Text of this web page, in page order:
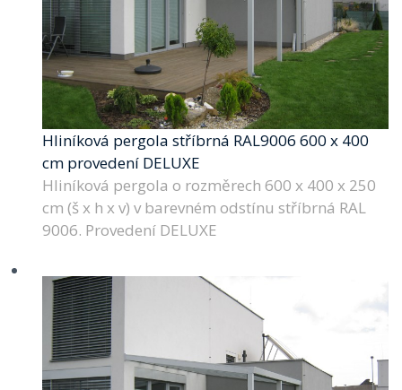
Hliníková pergola stříbrná RAL9006 600 x 400
cm provedení DELUXE
Hliníková pergola o rozměrech 600 x 400 x 250
cm (š x h x v) v barevném odstínu stříbrná RAL
9006. Provedení DELUXE